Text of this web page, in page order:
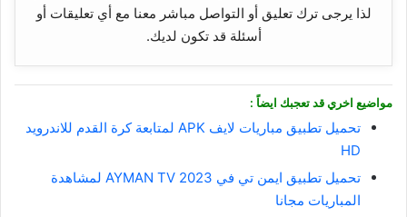
لذا يرجى ترك تعليق أو التواصل مباشر معنا مع أي تعليقات أو
أسئلة قد تكون لديك.
مواضيع اخري قد تعجبك ايضاً :
تحميل تطبيق مباريات لايف APK لمتابعة كرة القدم للاندرويد
HD
تحميل تطبيق ايمن تي في AYMAN TV 2023 لمشاهدة
المباريات مجانا